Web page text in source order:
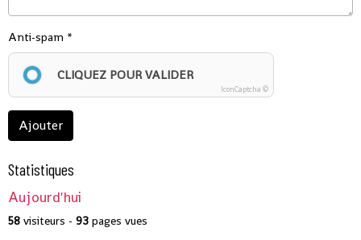
Anti-spam
CLIQUEZ POUR VALIDER
IconCaptcha ©
Ajouter
Statistiques
Aujourd'hui
58 visiteurs - 93 pages vues